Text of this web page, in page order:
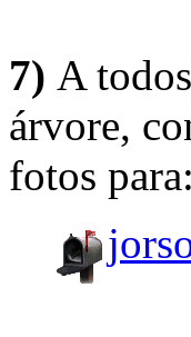
7) A
árvore,
fotos para: